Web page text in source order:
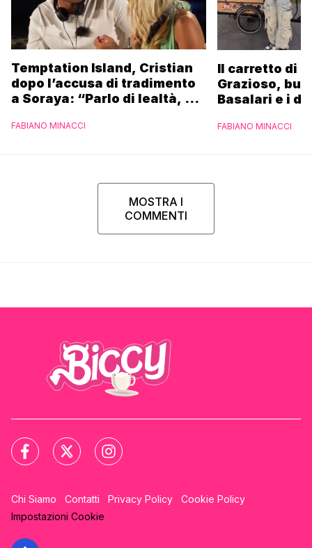
Temptation Island, Cristian
dopo l’accusa di tradimento
a Soraya: “Parlo di lealtà, ma
FABIANO MINACCI
Il carretto di
Grazioso,
Basalari e i
Ferrero”
FABIANO MINACCI
MOSTRA I
COMMENTI
Chi Siamo Contatti Privacy Policy
Cookie Policy
Impostazioni Cookie